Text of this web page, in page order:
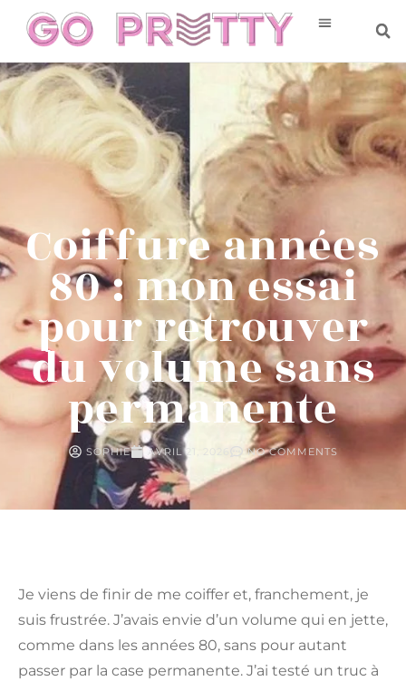
Coiffure années
80 : mon essai
pour retrouver
du volume sans
permanente
SOPHIE AVRIL 21, 2026 NO COMMENTS
Je viens de finir de me coiffer et, franchement, je
suis frustrée. J’avais envie d’un volume qui en jette,
comme dans les années 80, sans pour autant
passer par la case permanente. J’ai testé un truc à